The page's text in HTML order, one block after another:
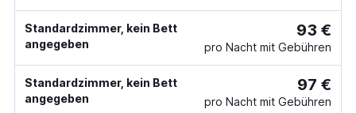
Standardzimmer, kein Bett
angegeben
93 €
pro Nacht mit Gebühren
Standardzimmer, kein Bett
angegeben
97 €
pro Nacht mit Gebühren